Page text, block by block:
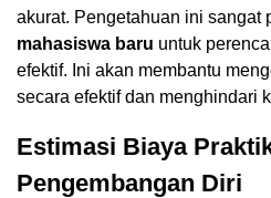
akurat. Pengetahuan ini sangat
mahasiswa baru untuk
efektif. Ini akan membantu
secara efektif dan menghindari
Estimasi Biaya
Pengembangan Diri